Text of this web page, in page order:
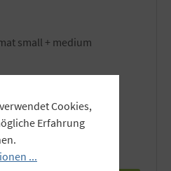
small + medium
Cookies,
Erfahrung
...